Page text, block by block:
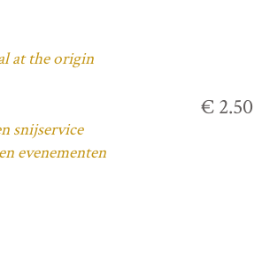
at the origin
snijservice
evenementen
€ 2.50